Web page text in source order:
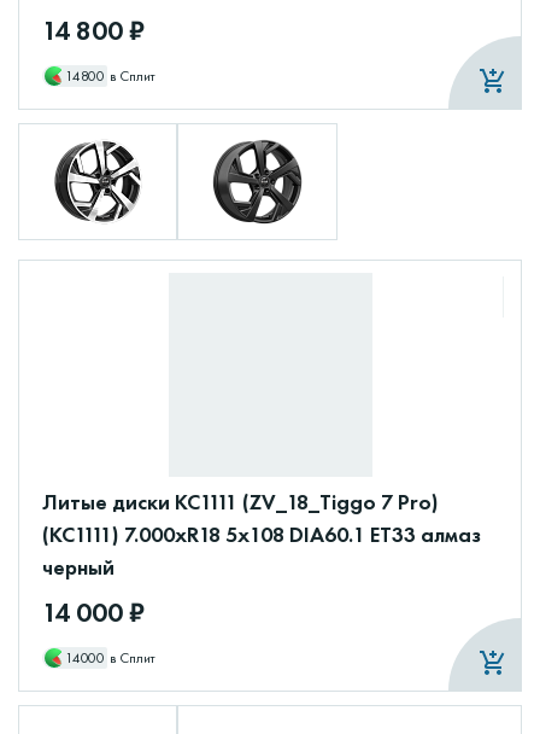
14 800 ₽
14800 в Сплит
Литые диски КС1111 (ZV_18_Tiggo 7 Pro)
(КС1111) 7.000xR18 5x108 DIA60.1 ET33 алмаз
черный
14 000 ₽
14000 в Сплит